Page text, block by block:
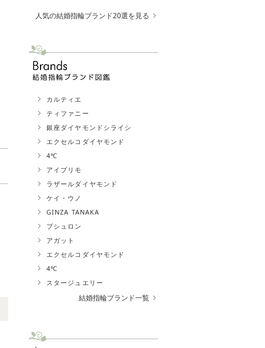
人気の結婚指輪ブランド20選を見る
カルティエ
ティファニー
銀座ダイヤモンドシライシ
エクセルコダイヤモンド
4℃
アイプリモ
ラザールダイヤモンド
ケイ・ウノ
GINZA TANAKA
ブシュロン
アガット
エクセルコダイヤモンド
4℃
スタージュエリー
結婚指輪ブランド一覧